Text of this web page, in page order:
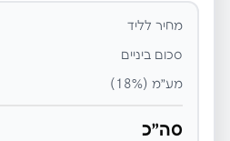
מחיר לליד
סכום ביניים
מע״מ (18%)
סה״כ